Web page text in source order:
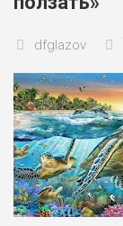
dfglazov